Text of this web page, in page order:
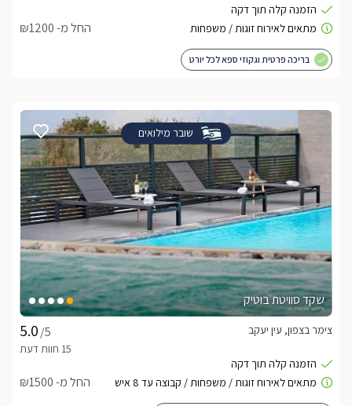
החל מ- ₪1200
בריכה פרטית וגקוזי ספא לכל יורט
שובר מילואים
שקד סוויטת בוטיק
/5
צימר בצפון, עין יעקב
החל מ- ₪1500